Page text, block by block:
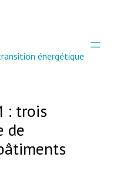
énergétique
: trois
de